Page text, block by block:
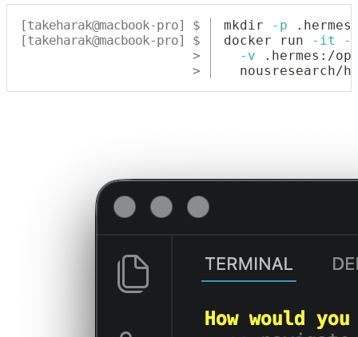
mkdir -p .hermes
docker run -it
-v .hermes:/
nousresearch/